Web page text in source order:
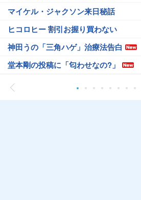
マイケル・ジャクソン来日秘話
ヒコロヒー 割引お握り買わない
神田うの「三角ハゲ」治療法告白
堂本剛の投稿に「匂わせなの?」